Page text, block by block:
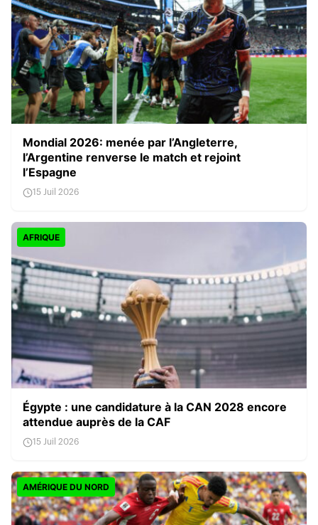
Mondial 2026: menée par l’Angleterre,
l’Argentine renverse le match et rejoint
l’Espagne
15 Juil 2026
AFRIQUE
Égypte : une candidature à la CAN 2028 encore
attendue auprès de la CAF
15 Juil 2026
AMÉRIQUE DU NORD